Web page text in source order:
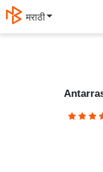
मराठी